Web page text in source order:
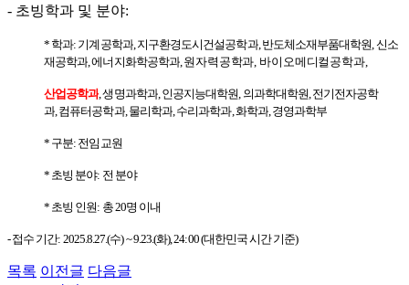
- 초빙학과 및 분야:
* 학과: 기계공학과,지구환경도시건설공학과,반도체소재부품대학원,신소
재공학과,에너지화학공학과,원자력공학과, 바이오메디컬공학과,
산업공학과,생명과학과,인공지능대학원, 의과학대학원,전기전자공학
과,컴퓨터공학과,물리학과,수리과학과,화학과,경영과학부
* 구분: 전임교원
* 초빙 분야: 전 분야
* 초빙 인원: 총 20명 이내
- 접수 기간: 2025.8.27.(수) ~ 9.23.(화), 24:00 (대한민국 시간 기준)
목록 이전글 다음글